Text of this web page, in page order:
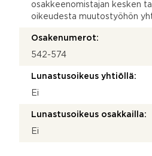
osakkeenomistajan kesken
oikeudesta muutostyöhön
Osakenumerot:
542-574
Lunastusoikeus yhtiöllä:
Ei
Lunastusoikeus osakkailla:
Ei